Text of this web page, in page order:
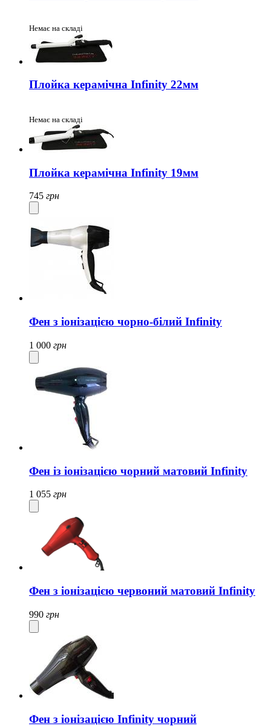
Немає на складі
Плойка керамічна Infinity 22мм
Немає на складі
Плойка керамічна Infinity 19мм
745 грн
Фен з іонізацією чорно-білий Infinity
1 000 грн
Фен із іонізацією чорний матовий Infinity
1 055 грн
Фен з іонізацією червоний матовий Infinity
990 грн
Фен з іонізацією Infinity чорний